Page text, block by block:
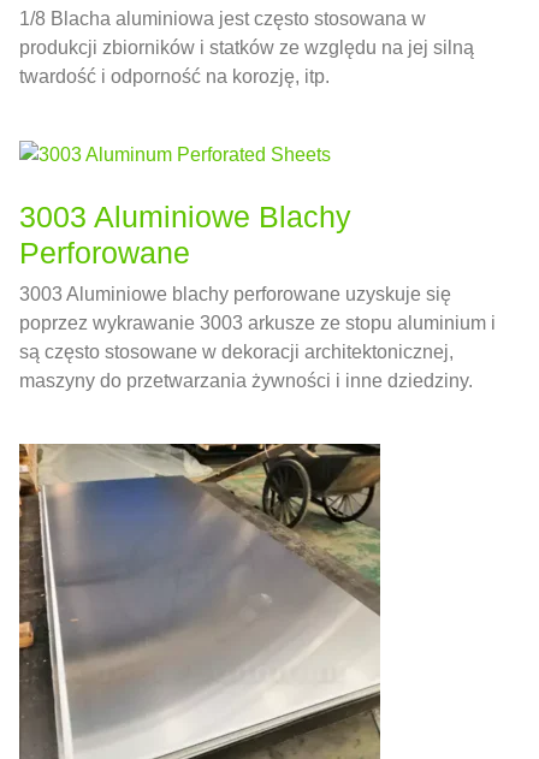
1/8 Blacha aluminiowa jest często stosowana w
produkcji zbiorników i statków ze względu na jej silną
twardość i odporność na korozję, itp.
3003 Aluminiowe Blachy
Perforowane
3003 Aluminiowe blachy perforowane uzyskuje się
poprzez wykrawanie 3003 arkusze ze stopu aluminium i
są często stosowane w dekoracji architektonicznej,
maszyny do przetwarzania żywności i inne dziedziny.